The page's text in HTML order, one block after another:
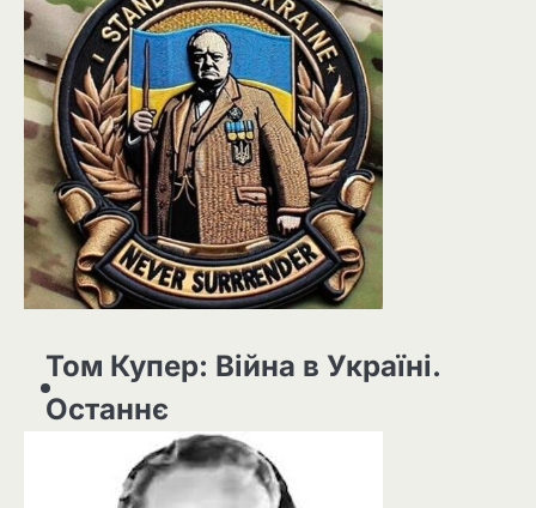
Том Купер: Війна в Україні.
Останнє